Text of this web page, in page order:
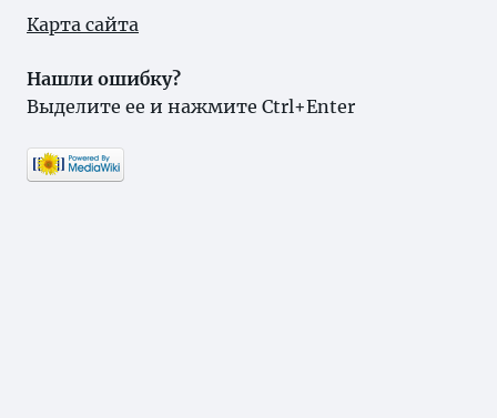
Карта сайта
Нашли ошибку?
Выделите ее и нажмите Ctrl+Enter